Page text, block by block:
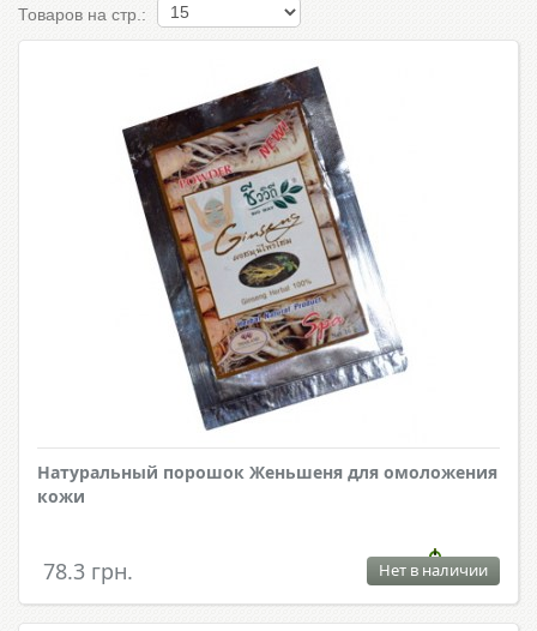
Товаров на стр.:
Натуральный порошок Женьшеня для омоложения
кожи
78.3 грн. Нет в наличии